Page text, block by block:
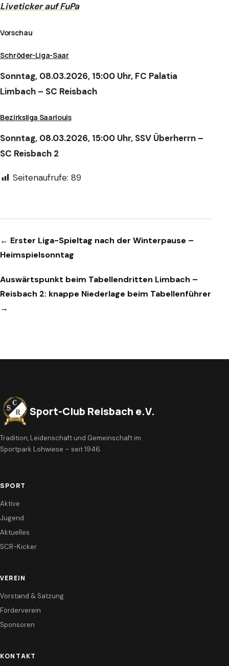
Liveticker auf FuPa
Vorschau
Schröder-Liga-Saar
Sonntag, 08.03.2026, 15:00 Uhr, FC Palatia
Limbach – SC Reisbach
Bezirksliga Saarlouis
Sonntag, 08.03.2026, 15:00 Uhr, SSV Überherrn –
SC Reisbach 2
Seitenaufrufe: 89
Beitragsnavigation
← Erster Liga-Spieltag nach der Winterpause –
Heimspielsonntag
Auswärtspunkt beim Tabellendritten Limbach –
Reisbach 2: knappe Niederlage beim Tabellenführer
→
Sport-Club Reisbach e.V.
Tradition, Leidenschaft und Gemeinschaft im
Sportpark Lohwiese – seit 1946.
SPORT
Aktive
Jugend
Aktuelles
SCR-Kicker
VEREIN
Vorstand & Satzung
Förderverein
Sponsoren
KONTAKT